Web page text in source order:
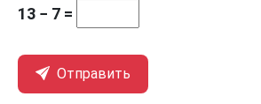
13 − 7 =
Отправить